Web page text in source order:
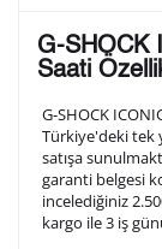
arka
olduğunuz
1. Satır
2. Satır
G-SHOCK
Saati
G-SHOCK
Türkiye'deki tek
satışa
garanti belgesi
incelediğiniz
kargo ile 3 iş